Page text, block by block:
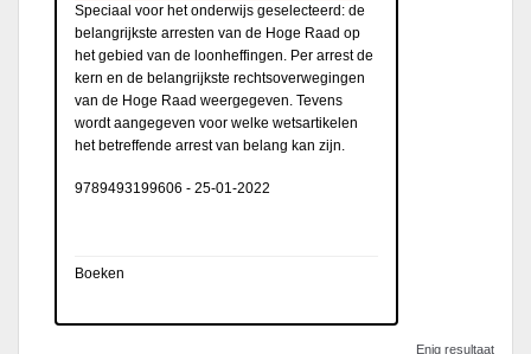
Speciaal voor het onderwijs geselecteerd: de
belangrijkste arresten van de Hoge Raad op
het gebied van de loonheffingen. Per arrest de
kern en de belangrijkste rechtsoverwegingen
van de Hoge Raad weergegeven. Tevens
wordt aangegeven voor welke wetsartikelen
het betreffende arrest van belang kan zijn.
9789493199606 - 25-01-2022
Boeken
Enig resultaat